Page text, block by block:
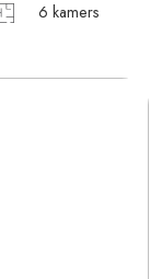
6 kamers